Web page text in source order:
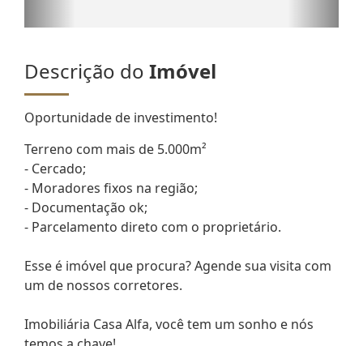
Descrição do Imóvel
Oportunidade de investimento!
Terreno com mais de 5.000m²
- Cercado;
- Moradores fixos na região;
- Documentação ok;
- Parcelamento direto com o proprietário.
Esse é imóvel que procura? Agende sua visita com
um de nossos corretores.
Imobiliária Casa Alfa, você tem um sonho e nós